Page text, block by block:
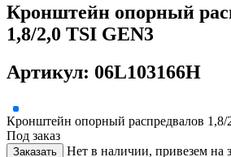
Кронштейн опорный
1,8/2,0 TSI GEN3
Артикул: 06L103166H
Кронштейн опорный распредвалов
Под заказ
Заказать Нет в наличии, привезем на